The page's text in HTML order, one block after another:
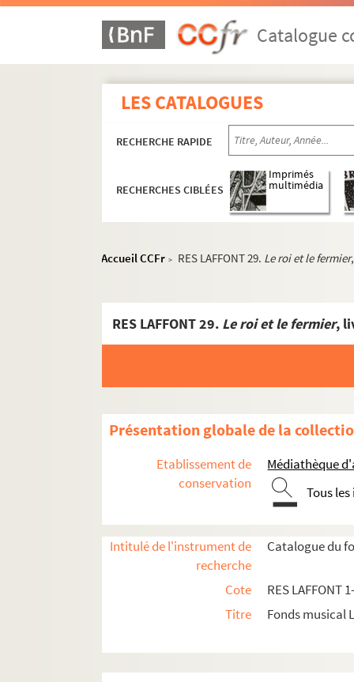
Catalogue
LES CATALOGUES
RECHERCHE RAPIDE
RECHERCHES CIBLÉES
Imprimés
multimédia
Accueil CCFr > RES LAFFONT 29. Le roi et le fermier
RES LAFFONT 29. Le roi et le fermier,
Présentation globale de la
Etablissement de
conservation
Médiathèque
Tous
Intitulé de l'instrument de
recherche
Catalogue du
Cote
RES LAFFONT
Titre
Fonds musical
Collection de partitions
Partitions anciennes
Oeuvres lyriques
RES LAFFONT 2. Adolphe
RES LAFFONT 6. Nicolas
RES LAFFONT 11.
RES LAFFONT 19. Lucile
RES LAFFONT 20. Rodolphe
RES LAFFONT 22. Dominique
RES LAFFONT 23. Jean Paul
RES LAFFONT 24. Étienne-
RES LAFFONT 25. Jean-